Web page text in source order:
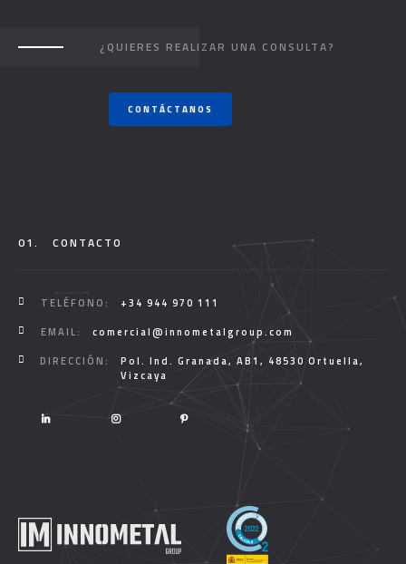
¿QUIERES REALIZAR UNA CONSULTA?
CONTÁCTANOS
01. CONTACTO
TELÉFONO:
+34 944 970 111
EMAIL:
comercial@innometalgroup.com
DIRECCIÓN:
Pol. Ind. Granada, AB1, 48530 Ortuella,
Vizcaya